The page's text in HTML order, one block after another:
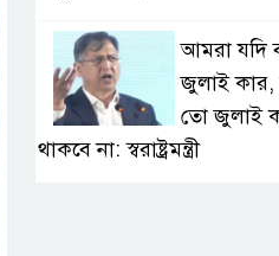
আমরা যদি
জুলাই কার,
তো জুলাই
থাকবে না: স্বরাষ্ট্রমন্ত্রী